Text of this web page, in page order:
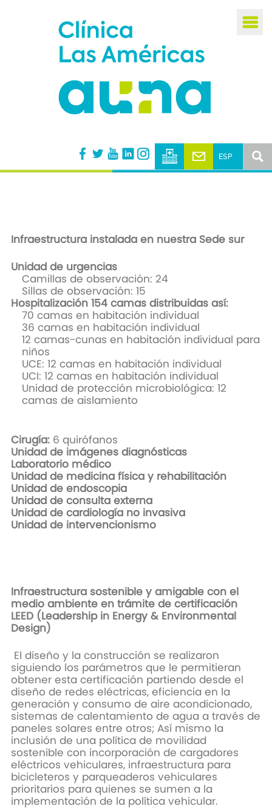
Infraestructura instalada en nuestra Sede sur
Unidad de urgencias
Camillas de observación: 24
Sillas de observación: 15
​Hospitalización 154 camas distribuidas así:
70 camas en habitación individual
36 camas en habitación individual
12 camas-cunas en habitación individual para
niños
UCE: 12 camas en habitación individual
UCI: 12 camas en habitación individual
Unidad de protección microbiológica: 12
camas de aislamiento
Cirugía:6 quirófanos
​Unidad de imágenes diagnósticas
Laboratorio médico
Unidad de medicina física y rehabilitación
Unidad de endoscopia
Unidad de consulta externa
Unidad de cardiología no invasiva
Unidad de intervencionismo
Infraestructura sostenible y amigable con el
medio ambiente en trámite de certificación
LEED (Leadership in Energy & Environmental
Design)
El diseño y la construcción se realizaron
siguiendo los parámetros que le permitieran
obtener esta certificación partiendo desde el
diseño de redes eléctricas, eficiencia en la
generación y consumo de aire acondicionado,
sistemas de calentamiento de agua a través de
paneles solares entre otros; Así mismo la
inclusión de una política de movilidad
sostenible con incorporación de cargadores
eléctricos vehiculares, infraestructura para
bicicleteros y parqueaderos vehiculares
prioritarios para quienes se sumen a la
implementación de la política vehicular.